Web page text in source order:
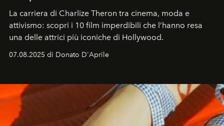
La carriera di Charlize Theron tra cinema, moda e
attivismo: scopri i 10 film imperdibili che l’hanno resa
una delle attrici più iconiche di Hollywood.
07.08.2025 di Donato D'Aprile